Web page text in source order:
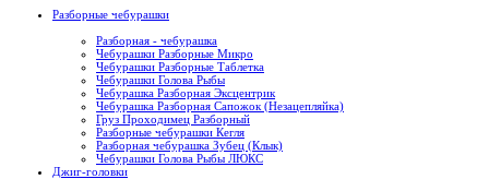
Разборные чебурашки
Разборная - чебурашка
Чебурашки Разборные Микро
Чебурашки Разборные Таблетка
Чебурашки Голова Рыбы
Чебурашка Разборная Эксцентрик
Чебурашка Разборная Сапожок (Незацепляйка)
Груз Проходимец Разборный
Разборные чебурашки Кегля
Разборная чебурашка Зубец (Клык)
Чебурашки Голова Рыбы ЛЮКС
Джиг-головки